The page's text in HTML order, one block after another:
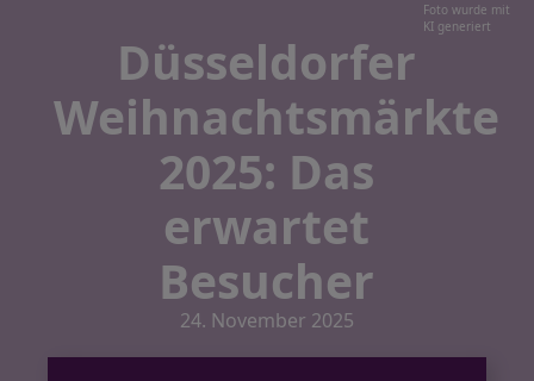
Foto wurde mit
KI generiert
Düsseldorfer
Weihnachtsmärkte
2025: Das
erwartet
Besucher
24. November 2025